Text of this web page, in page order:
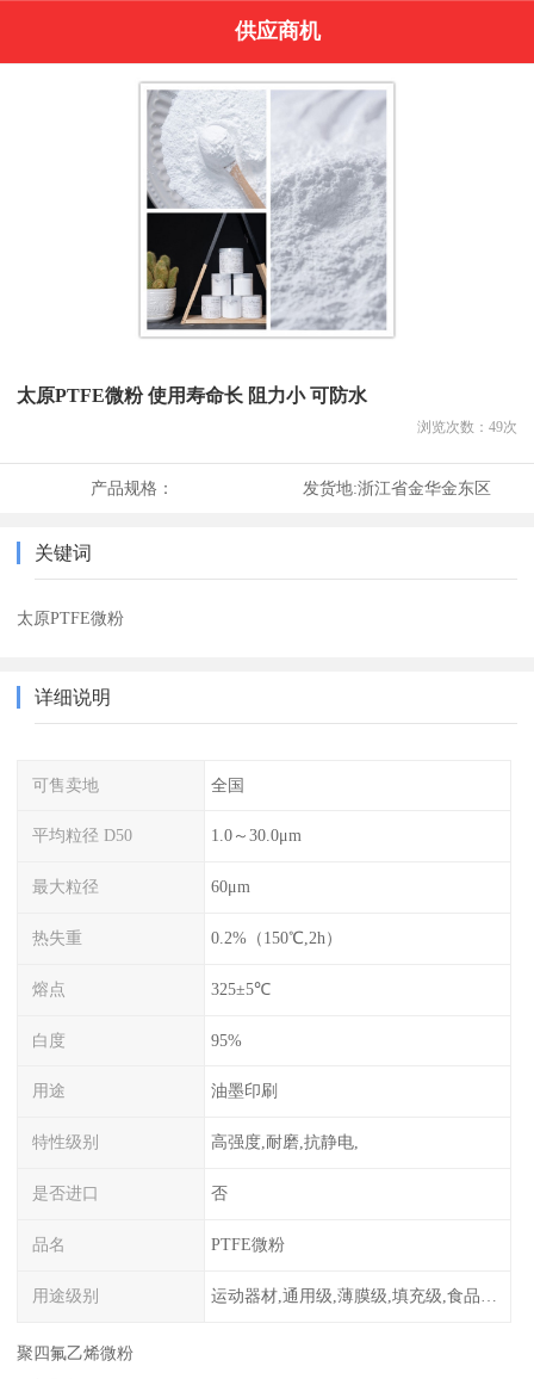
供应商机
太原PTFE微粉 使用寿命长 阻力小 可防水
浏览次数： 49次
产品规格： 发货地:浙江省金华金东区
关键词
太原PTFE微粉
详细说明
可售卖地 全国
平均粒径 D50 1.0～30.0μm
最大粒径 60μm
热失重 0.2%（150℃,2h）
熔点 325±5℃
白度 95%
用途 油墨印刷
特性级别 高强度,耐磨,抗静电,
是否进口 否
品名 PTFE微粉
用途级别
聚四氟乙烯微粉